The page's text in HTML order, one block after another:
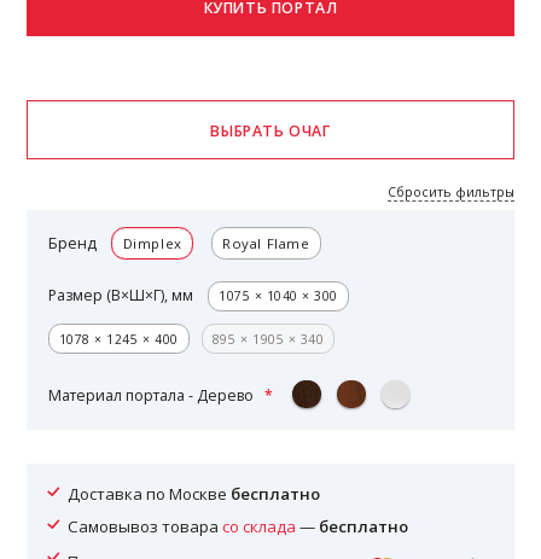
Бренд Dimplex Royal Flame
Размер (В×Ш×Г), мм 1075 × 1040 × 300
1078 × 1245 × 400 895 × 1905 × 340
Материал портала - Дерево
Сбросить фильтры
Доставка по Москве бесплатно
Самовывоз товарасо склада — бесплатно